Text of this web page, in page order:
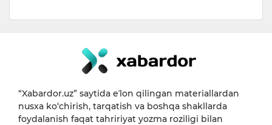
“Xabardor.uz” saytida eʼlon qilingan materiallardan
nusxa ko‘chirish, tarqatish va boshqa shakllarda
foydalanish faqat tahririyat yozma roziligi bilan